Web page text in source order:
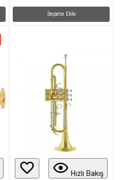
Sepete Ekle
Hızlı Bakış